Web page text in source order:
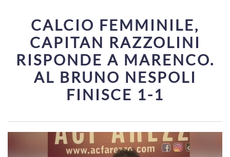
CALCIO FEMMINILE,
CAPITAN RAZZOLINI
RISPONDE A MARENCO.
AL BRUNO NESPOLI
FINISCE 1-1